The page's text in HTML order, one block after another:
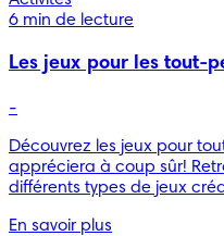
6 min de lecture
Les jeux pour les tout-
-
Découvrez les jeux pour
appréciera à coup sûr!
différents types de jeux
En savoir plus